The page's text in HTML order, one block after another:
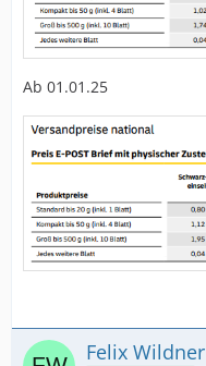
Ab 01.01.25
Felix Wildner